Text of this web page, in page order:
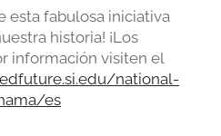
esta fabulosa iniciativa
historia! ¡Los
información visiten el
national-
es